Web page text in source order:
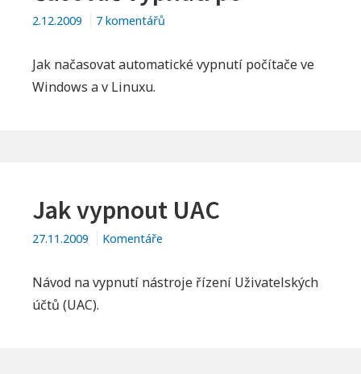
2.12.2009 7 komentářů
s
Jak načasovat automatické vypnutí počítače ve
Windows a v Linuxu.
Jak vypnout UAC
27.11.2009 Komentáře
Návod na vypnutí nástroje řízení Uživatelských
účtů (UAC).